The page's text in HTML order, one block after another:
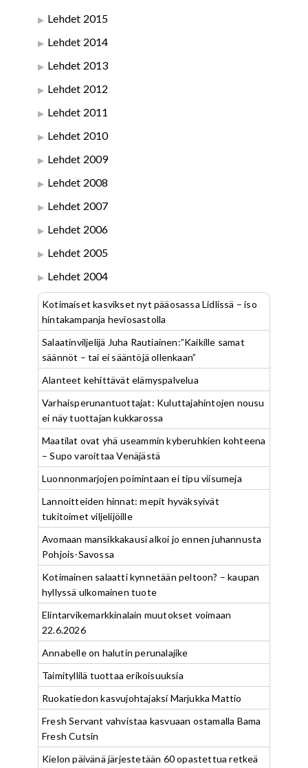
Lehdet 2015
Lehdet 2014
Lehdet 2013
Lehdet 2012
Lehdet 2011
Lehdet 2010
Lehdet 2009
Lehdet 2008
Lehdet 2007
Lehdet 2006
Lehdet 2005
Lehdet 2004
Kotimaiset kasvikset nyt pääosassa Lidlissä – iso
hintakampanja heviosastolla
Salaatinviljelijä Juha Rautiainen:”Kaikille samat
säännöt – tai ei sääntöjä ollenkaan”
Alanteet kehittävät elämyspalvelua
Varhaisperunantuottajat: Kuluttajahintojen nousu
ei näy tuottajan kukkarossa
Maatilat ovat yhä useammin kyberuhkien kohteena
– Supo varoittaa Venäjästä
Luonnonmarjojen poimintaan ei tipu viisumeja
Lannoitteiden hinnat: mepit hyväksyivät
tukitoimet viljelijöille
Avomaan mansikkakausi alkoi jo ennen juhannusta
Pohjois-Savossa
Kotimainen salaatti kynnetään peltoon? – kaupan
hyllyssä ulkomainen tuote
Elintarvikemarkkinalain muutokset voimaan
22.6.2026
Annabelle on halutin perunalajike
Taimityllilä tuottaa erikoisuuksia
Ruokatiedon kasvujohtajaksi Marjukka Mattio
Fresh Servant vahvistaa kasvuaan ostamalla Bama
Fresh Cutsin
Kielon päivänä järjestetään 60 opastettua retkeä